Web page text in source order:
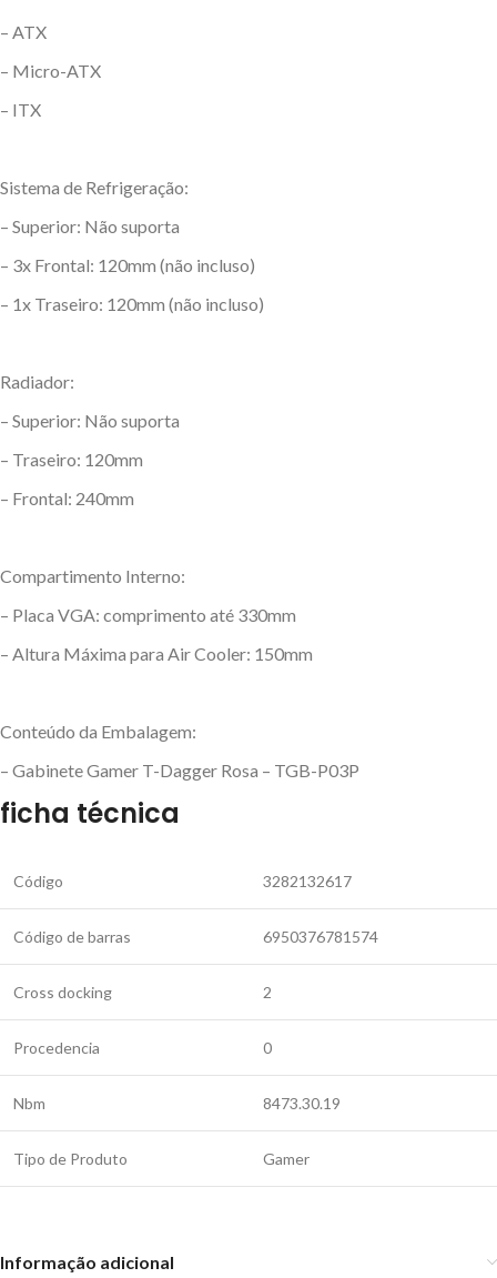
– ATX
– Micro-ATX
– ITX
Sistema de Refrigeração:
– Superior: Não suporta
– 3x Frontal: 120mm (não incluso)
– 1x Traseiro: 120mm (não incluso)
Radiador:
– Superior: Não suporta
– Traseiro: 120mm
– Frontal: 240mm
Compartimento Interno:
– Placa VGA: comprimento até 330mm
– Altura Máxima para Air Cooler: 150mm
Conteúdo da Embalagem:
– Gabinete Gamer T-Dagger Rosa – TGB-P03P
ficha técnica
Código 3282132617
Código de barras 6950376781574
Cross docking 2
Procedencia 0
Nbm 8473.30.19
Tipo de Produto Gamer
Informação adicional